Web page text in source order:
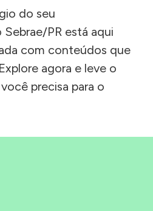
do seu
PR está aqui
com conteúdos que
agora e leve o
precisa para o